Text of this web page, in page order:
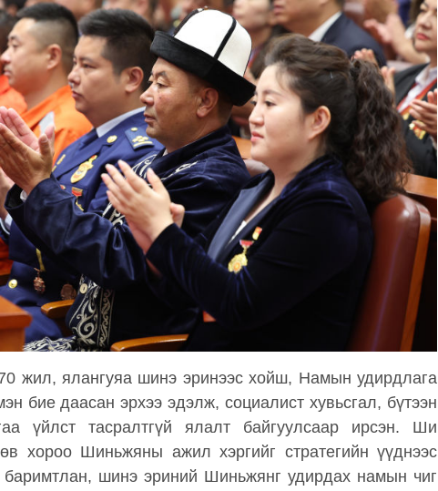
жил, ялангуяа шинэ эринээс хойш, Намын удирдлага
бие даасан эрхээ эдэлж, социалист хувьсгал, бүтээн
үйлст тасралтгүй ялалт байгуулсаар ирсэн. Ши
хороо Шиньжяны ажил хэргийг стратегийн үүднээс
баримтлан, шинэ эриний Шиньжянг удирдах намын чиг